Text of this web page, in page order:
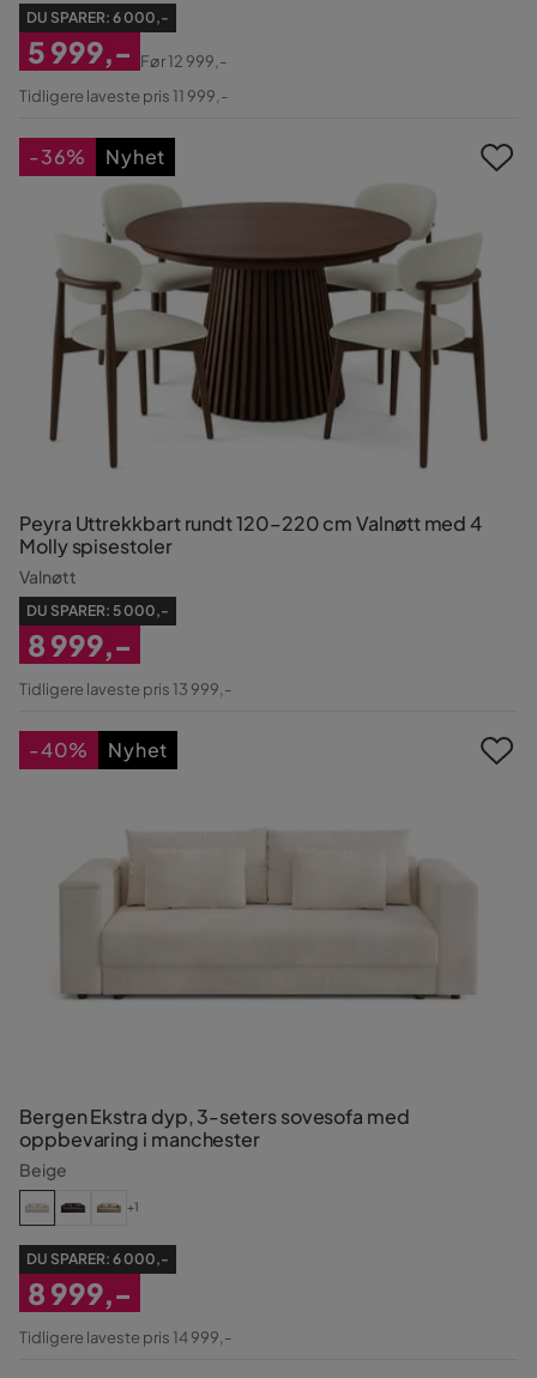
DU SPARER: 6 000,-
Nedsatt
5 999,-
Original
Før12 999,-
Tidligere laveste pris 11 999,-
Peyra Uttrekkbart rundt 120–220 cm Valnøtt med 4
Molly spisestoler
Valnøtt
DU SPARER: 5 000,-
Nedsatt
8 999,-
Tidligere laveste pris 13 999,-
-36% Nyhet
Bergen Ekstra dyp, 3-seters sovesofa med
oppbevaring i manchester
Beige
+1
DU SPARER: 6 000,-
Nedsatt
8 999,-
Tidligere laveste pris 14 999,-
-40% Nyhet